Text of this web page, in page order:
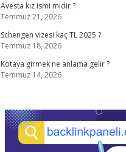
Avesta kız ismi midir ?
Temmuz 21, 2026
Schengen vizesi kaç TL 2025 ?
Temmuz 18, 2026
Kotaya girmek ne anlama gelir ?
Temmuz 14, 2026